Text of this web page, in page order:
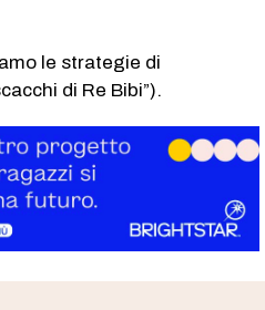
le strategie di
di Re Bibi”).